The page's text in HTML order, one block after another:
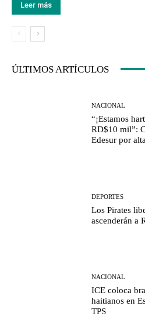
Leer más
ÚLTIMOS ARTÍCULOS
NACIONAL
“¡Estamos
RD$10 mil”:
Edesur por
DEPORTES
Los Pirates
ascenderán a
NACIONAL
ICE coloca
haitianos en
TPS